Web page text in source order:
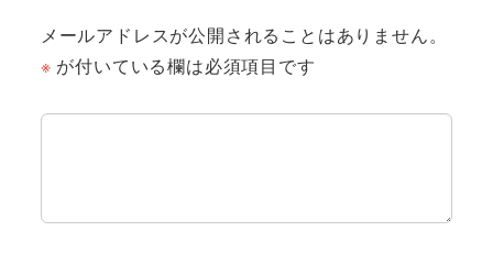
メールアドレスが公開されることはありません。
※ が付いている欄は必須項目です